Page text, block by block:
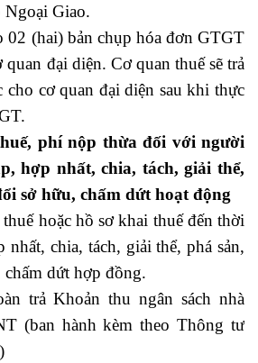
Giao.
02 (hai) bản chụp hóa đơn GTGT
quan đại diện. Cơ quan thuế sẽ trả
cho cơ quan đại diện sau khi thực
phí nộp thừa đối với người
hợp nhất, chia, tách, giải thể,
sở hữu, chấm dứt hoạt động
hoặc hồ sơ khai thuế đến thời
nhất, chia, tách, giải thể, phá sản,
dứt hợp đồng.
trả Khoản thu ngân sách nhà
(ban hành kèm theo Thông tư